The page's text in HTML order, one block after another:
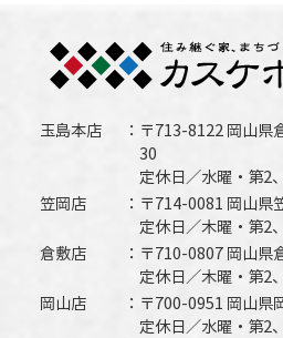
玉島本店
〒713-8122 岡山県
30
定休日／水曜・第2
笠岡店
〒714-0081 岡山
定休日／木曜・第2
倉敷店
〒710-0807 岡山県
定休日／木曜・第2
岡山店
〒700-0951 岡山県
定休日／水曜・第2